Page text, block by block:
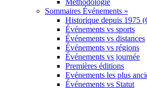
Méthodologie
Sommaires Événements »
Historique depuis 1975
Événements vs sports
Événements vs distances
Événements vs régions
Événements vs journée
Premières éditions
Evénements les plus
Événements vs Statut